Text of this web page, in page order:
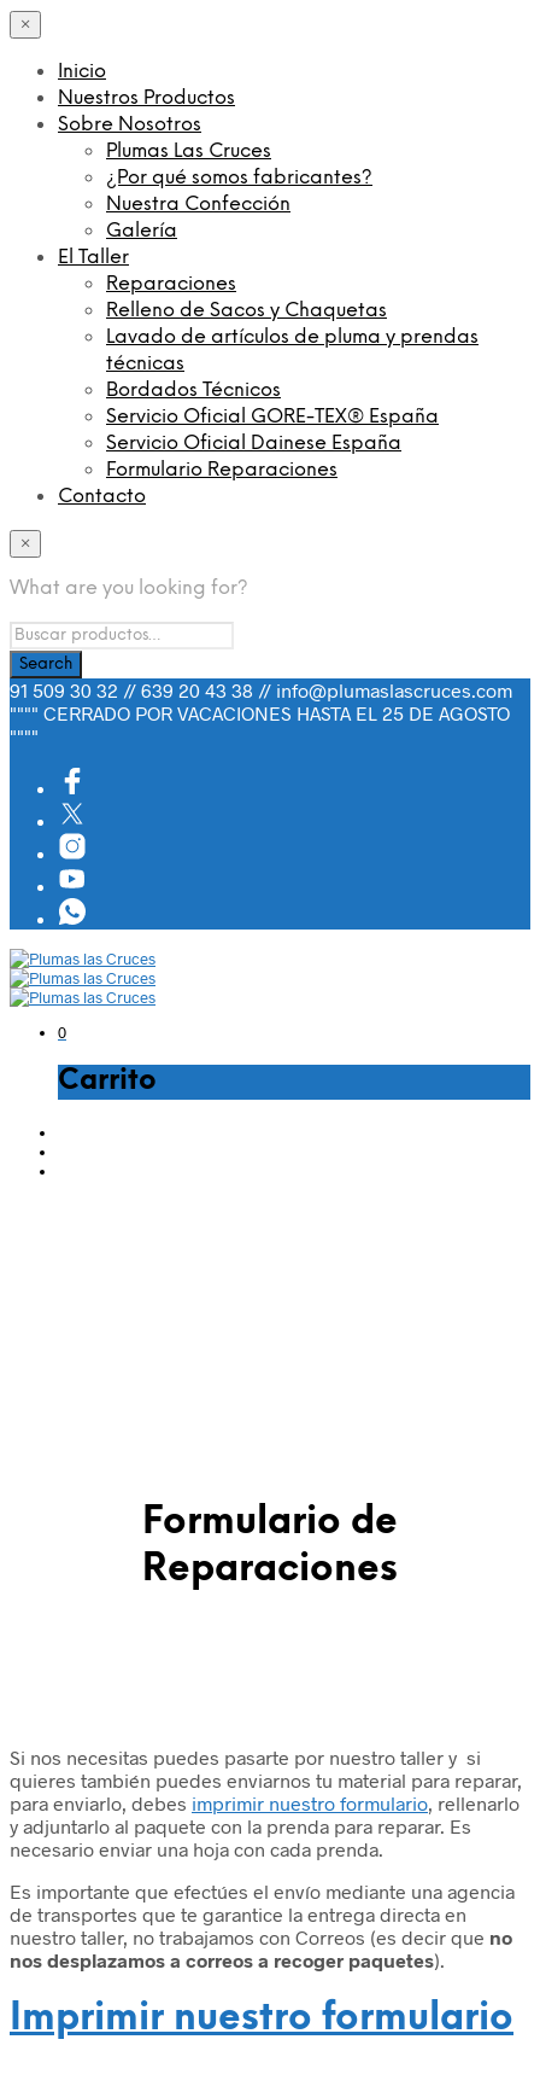
×
Inicio
Nuestros Productos
Sobre Nosotros
Plumas Las Cruces
¿Por qué somos fabricantes?
Nuestra Confección
Galería
El Taller
Reparaciones
Relleno de Sacos y Chaquetas
Lavado de artículos de pluma y prendas
técnicas
Bordados Técnicos
Servicio Oficial GORE-TEX® España
Servicio Oficial Dainese España
Formulario Reparaciones
Contacto
×
What are you looking for?
91 509 30 32 // 639 20 43 38 // info@plumaslascruces.com
"""" CERRADO POR VACACIONES HASTA EL 25 DE AGOSTO
""""
0
Carrito
Formulario de
Reparaciones
Si nos necesitas puedes pasarte por nuestro taller y si
quieres también puedes enviarnos tu material para reparar,
para enviarlo, debes imprimir nuestro formulario , rellenarlo
y adjuntarlo al paquete con la prenda para reparar. Es
necesario enviar una hoja con cada prenda.
Es importante que efectúes el envío mediante una agencia
de transportes que te garantice la entrega directa en
nuestro taller, no trabajamos con Correos (es decir que no
nos desplazamos a correos a recoger paquetes).
Imprimir nuestro formulario